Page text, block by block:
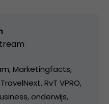
Marketingfacts,
RvT VPRO,
onderwijs,